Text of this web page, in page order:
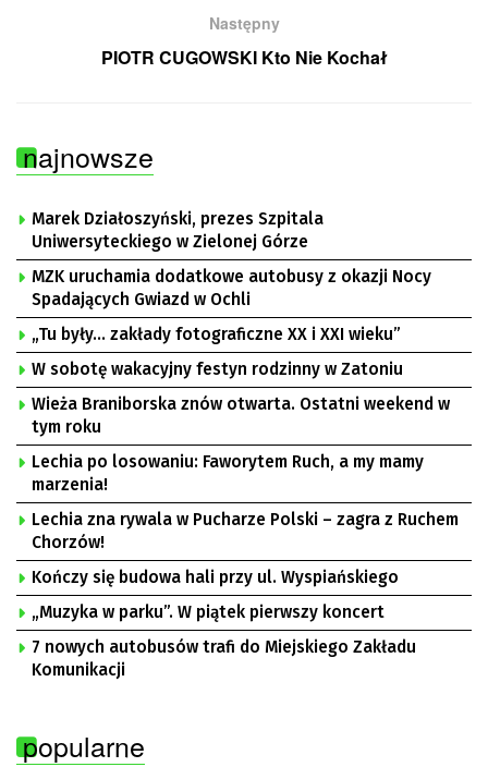
Następny
PIOTR CUGOWSKI Kto Nie Kochał
najnowsze
Marek Działoszyński, prezes Szpitala
Uniwersyteckiego w Zielonej Górze
MZK uruchamia dodatkowe autobusy z okazji Nocy
Spadających Gwiazd w Ochli
„Tu były… zakłady fotograficzne XX i XXI wieku”
W sobotę wakacyjny festyn rodzinny w Zatoniu
Wieża Braniborska znów otwarta. Ostatni weekend w
tym roku
Lechia po losowaniu: Faworytem Ruch, a my mamy
marzenia!
Lechia zna rywala w Pucharze Polski – zagra z Ruchem
Chorzów!
Kończy się budowa hali przy ul. Wyspiańskiego
„Muzyka w parku”. W piątek pierwszy koncert
7 nowych autobusów trafi do Miejskiego Zakładu
Komunikacji
popularne